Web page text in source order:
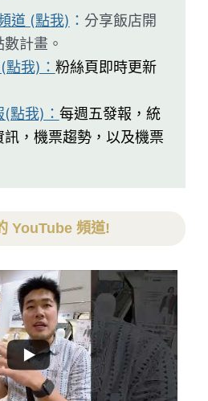
道 (點我) ： 分享飯店開
計畫。
我)： 粉絲頁即時更新
點我)： 每週五發報，統
，機票趨勢，以及機票
YouTube 頻道!